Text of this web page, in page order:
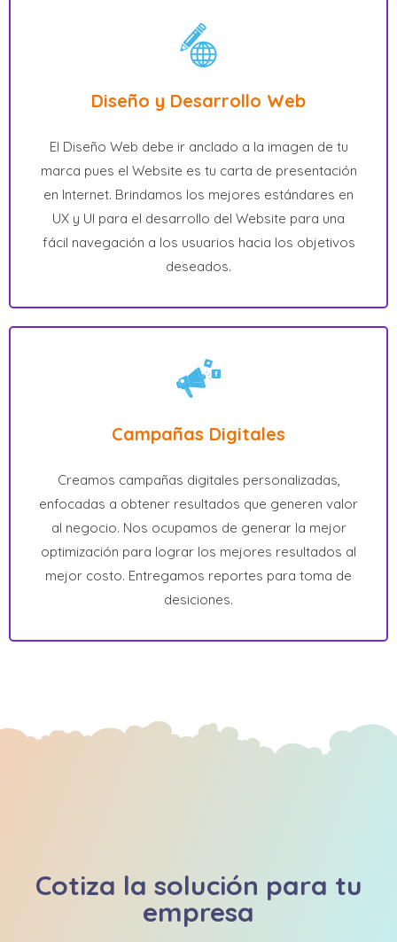
Diseño y Desarrollo Web
El Diseño Web debe ir anclado a la imagen de tu
marca pues el Website es tu carta de presentación
en Internet. Brindamos los mejores estándares en
UX y UI para el desarrollo del Website para una
fácil navegación a los usuarios hacia los objetivos
deseados.
Campañas Digitales
Creamos campañas digitales personalizadas,
enfocadas a obtener resultados que generen valor
al negocio. Nos ocupamos de generar la mejor
optimización para lograr los mejores resultados al
mejor costo. Entregamos reportes para toma de
desiciones.
Cotiza la solución para tu
empresa